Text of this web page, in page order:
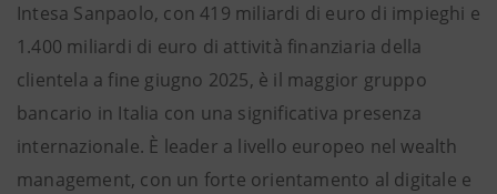
Intesa Sanpaolo, con 419 miliardi di euro di impieghi e
1.400 miliardi di euro di attività finanziaria della
clientela a fine giugno 2025, è il maggior gruppo
bancario in Italia con una significativa presenza
internazionale. È leader a livello europeo nel wealth
management, con un forte orientamento al digitale e